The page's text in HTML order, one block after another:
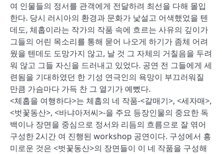
여 인물들의 정서를 관객에게 전달하려 최선을 다해 몰입
한다. 당시 러시아의 환경과 문화가 낯설고 어색했었을 텐
데도, 체홉이라는 작가의 작품 속에 흐르는 사유의 깊이가
그들의 어린 목소리를 통해 묻어 나오게 하기가 좀체 어려
웠을 텐데도 도망가지 않고, 날 것 그 자체의 거칠음을 두려
워 않고 그들 자신을 드러내고 있었다. 공연 전 그들에게 세
련됨을 기대하였던 한 기성 연극인의 욕망이 부끄러워질
만큼 가슴마다 가득 찬 그 열기가 예뻤다.
<체홉을 여행하다>는 체홉의 네 작품-<갈매기>, <세자매>,
<벗꽃동산>, <바냐아저씨>-을 주요 등장인물의 중요한 독
백이나 장면을 중심으로 정서와 리듬의 흐름으로 잘 엮어
구성한 2시간 여 진행된 workshop 공연이다. 구성에서 흥
미로운 것은 <벗꽃동산>의 장면들이 이 네 작품을 구성해